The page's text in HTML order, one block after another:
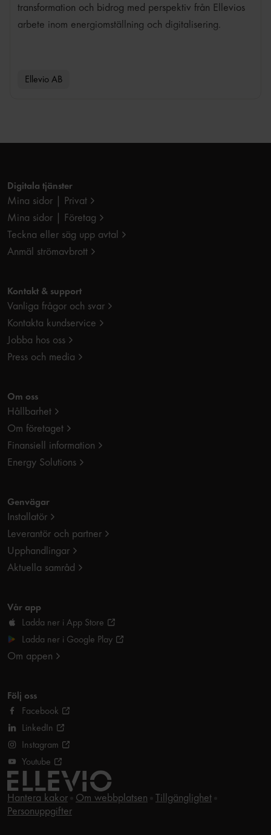
transformation och bidrog med perspektiv från Ellevios
arbete inom energiomställning och digitalisering.
Ellevio AB
Digitala tjänster
Mina sidor | Privat
Mina sidor | Företag
Teckna eller säg upp avtal
Anmäl strömavbrott
Kontakt & support
Vanliga frågor och svar
Kontakta kundservice
Jobba hos oss
Press och media
Om oss
Hållbarhet
Om företaget
Finansiell information
Energy Solutions
Genvägar
Installatör
Leverantör och partner
Upphandlingar
Aktuella samråd
Vår app
Ladda ner i App Store
Ladda ner i Google Play
Om appen
Följ oss
Facebook
LinkedIn
Instagram
Youtube
Hantera kakor Om webbplatsen
Tillgänglighet
Personuppgifter